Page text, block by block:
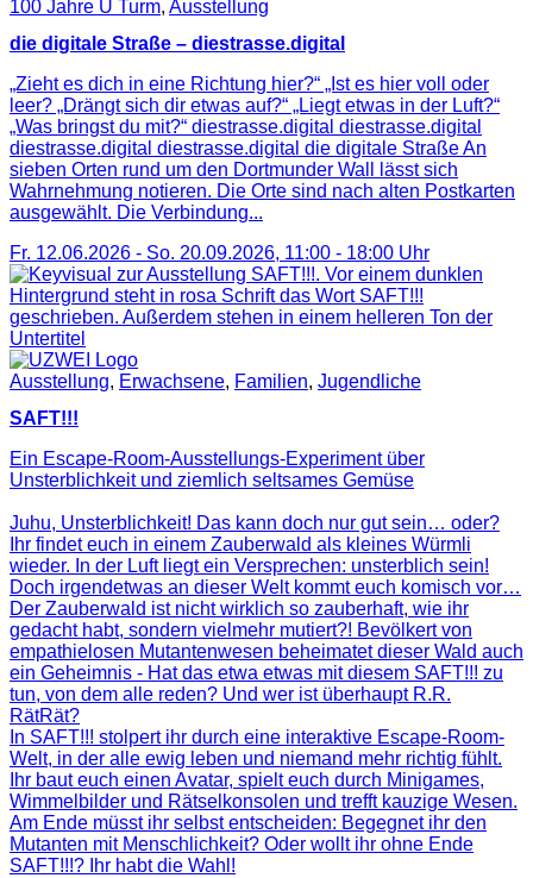
100 Jahre U Turm, Ausstellung
die digitale Straße – diestrasse.digital
„Zieht es dich in eine Richtung hier?“ „Ist es hier voll oder
leer? „Drängt sich dir etwas auf?“ „Liegt etwas in der Luft?“
„Was bringst du mit?“ diestrasse.digital diestrasse.digital
diestrasse.digital diestrasse.digital die digitale Straße An
sieben Orten rund um den Dortmunder Wall lässt sich
Wahrnehmung notieren. Die Orte sind nach alten Postkarten
ausgewählt. Die Verbindung...
Fr. 12.06.2026 - So. 20.09.2026, 11:00 - 18:00 Uhr
Ausstellung, Erwachsene, Familien, Jugendliche
SAFT!!!
Ein Escape-Room-Ausstellungs-Experiment über
Unsterblichkeit und ziemlich seltsames Gemüse
Juhu, Unsterblichkeit! Das kann doch nur gut sein… oder?
Ihr findet euch in einem Zauberwald als kleines Würmli
wieder. In der Luft liegt ein Versprechen: unsterblich sein!
Doch irgendetwas an dieser Welt kommt euch komisch vor…
Der Zauberwald ist nicht wirklich so zauberhaft, wie ihr
gedacht habt, sondern vielmehr mutiert?! Bevölkert von
empathielosen Mutantenwesen beheimatet dieser Wald auch
ein Geheimnis - Hat das etwa etwas mit diesem SAFT!!! zu
tun, von dem alle reden? Und wer ist überhaupt R.R.
RätRät?
In SAFT!!! stolpert ihr durch eine interaktive Escape-Room-
Welt, in der alle ewig leben und niemand mehr richtig fühlt.
Ihr baut euch einen Avatar, spielt euch durch Minigames,
Wimmelbilder und Rätselkonsolen und trefft kauzige Wesen.
Am Ende müsst ihr selbst entscheiden: Begegnet ihr den
Mutanten mit Menschlichkeit? Oder wollt ihr ohne Ende
SAFT!!!? Ihr habt die Wahl!